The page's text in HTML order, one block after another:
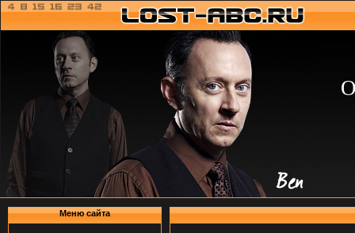
Меню сайта